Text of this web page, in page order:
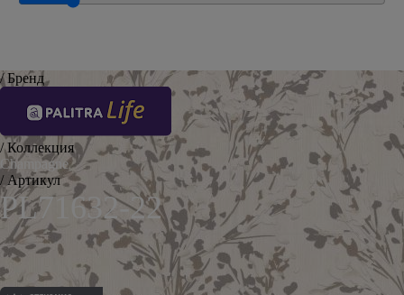
/ Бренд
/ Коллекция
Champagne
/ Артикул
PL71632-22